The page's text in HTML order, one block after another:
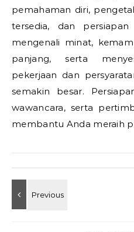
pemahaman diri,
tersedia, dan
mengenali minat,
panjang, serta
pekerjaan dan
semakin besar.
wawancara, serta
membantu Anda meraih